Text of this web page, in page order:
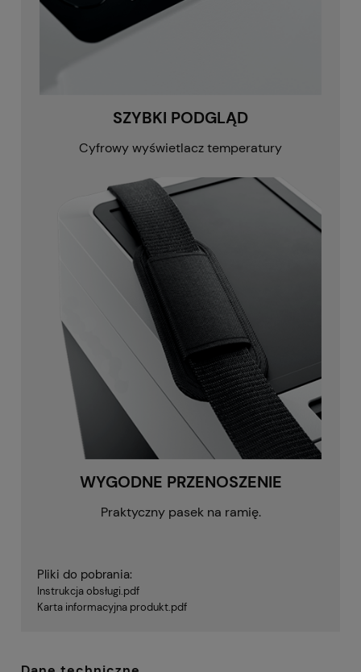
SZYBKI PODGLĄD
Cyfrowy wyświetlacz temperatury
WYGODNE PRZENOSZENIE
Praktyczny pasek na ramię.
Pliki do pobrania:
Instrukcja obsługi.pdf
Karta informacyjna produkt.pdf